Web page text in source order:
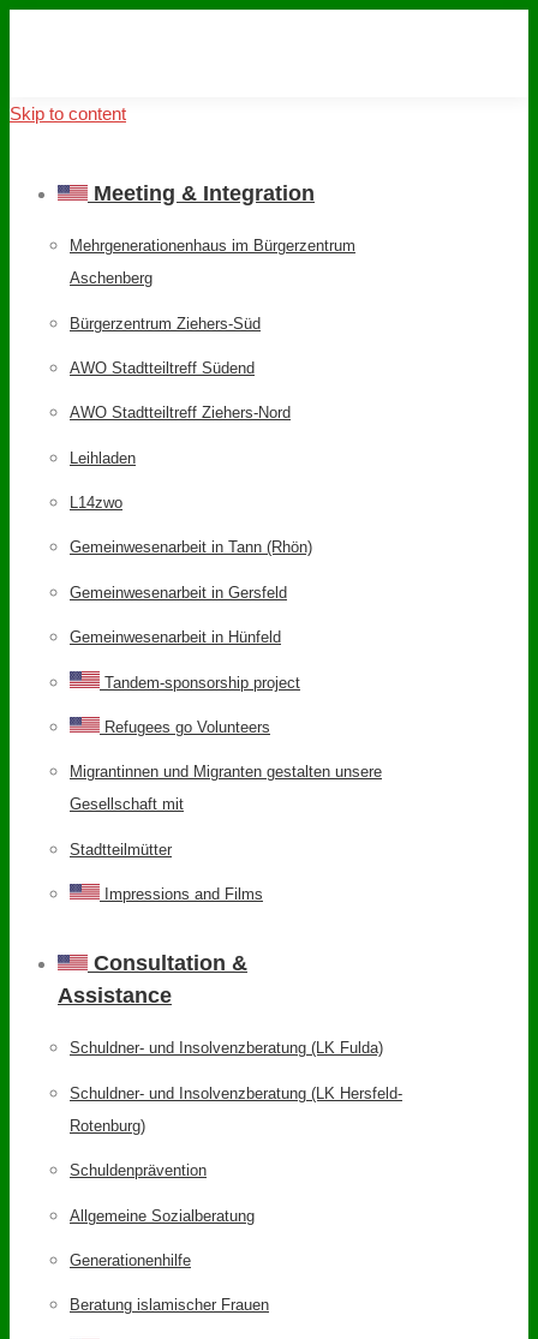
Skip to content
Meeting & Integration
Mehrgenerationenhaus im Bürgerzentrum
Aschenberg
Bürgerzentrum Ziehers-Süd
AWO Stadtteiltreff Südend
AWO Stadtteiltreff Ziehers-Nord
Leihladen
L14zwo
Gemeinwesenarbeit in Tann (Rhön)
Gemeinwesenarbeit in Gersfeld
Gemeinwesenarbeit in Hünfeld
Tandem-sponsorship project
Refugees go Volunteers
Migrantinnen und Migranten gestalten unsere
Gesellschaft mit
Stadtteilmütter
Impressions and Films
Consultation &
Assistance
Schuldner- und Insolvenzberatung (LK Fulda)
Schuldner- und Insolvenzberatung (LK Hersfeld-
Rotenburg)
Schuldenprävention
Allgemeine Sozialberatung
Generationenhilfe
Beratung islamischer Frauen